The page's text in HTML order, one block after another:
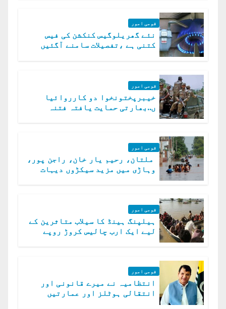
قومی امور
نئے گھریلوگیس کنکشن کی فیس
کتنی ہے ،تفصیلات سامنے آگئیں
قومی امور
خیبرپختونخوا دو کارروائیا
ں..بھارتی حمایت یافتہ فتنہ
قومی امور
ملتان، رحیم یار خان، راجن پور،
وہاڑی میں مزید سیکڑوں دیہات
قومی امور
ہیلپنگ ہینڈ کا سیلاب متاثرین کے
لیے ایک ارب چالیس کروڑ روپے
قومی امور
انتظامیہ نے میرے قانونی اور
انتقالی ہوٹلز اور عمارتیں